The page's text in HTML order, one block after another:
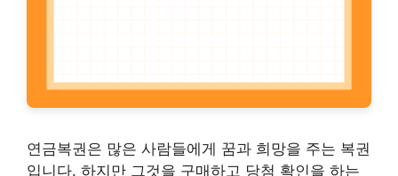
연금복권은 많은 사람들에게 꿈과 희망을 주는 복권
입니다. 하지만 그것을 구매하고 당첨 확인을 하는